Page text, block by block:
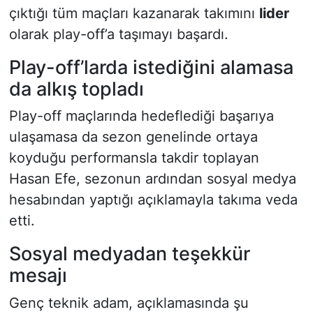
çıktığı tüm maçları kazanarak takımını lider
olarak play-off’a taşımayı başardı.
Play-off’larda istediğini alamasa
da alkış topladı
Play-off maçlarında hedeflediği başarıya
ulaşamasa da sezon genelinde ortaya
koyduğu performansla takdir toplayan
Hasan Efe, sezonun ardından sosyal medya
hesabından yaptığı açıklamayla takıma veda
etti.
Sosyal medyadan teşekkür
mesajı
Genç teknik adam, açıklamasında şu